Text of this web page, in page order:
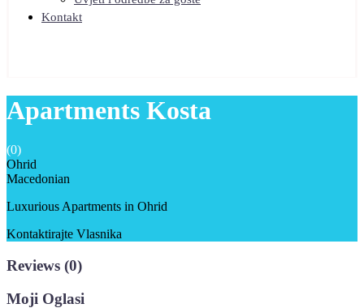
Kontakt
Apartments Kosta
(0)
Ohrid
Macedonian
Luxurious Apartments in Ohrid
Kontaktirajte Vlasnika
Reviews (0)
Moji Oglasi